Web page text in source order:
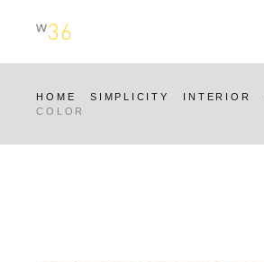
HOME SIMPLICITY INTERIOR
COLOR